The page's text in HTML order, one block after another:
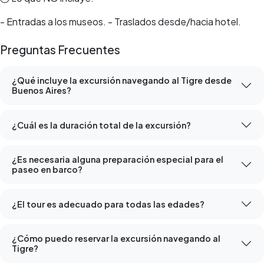
- Entradas a los museos. - Traslados desde/hacia hotel.
Preguntas Frecuentes
¿Qué incluye la excursión navegando al Tigre desde
Buenos Aires?
¿Cuál es la duración total de la excursión?
¿Es necesaria alguna preparación especial para el
paseo en barco?
¿El tour es adecuado para todas las edades?
¿Cómo puedo reservar la excursión navegando al
Tigre?